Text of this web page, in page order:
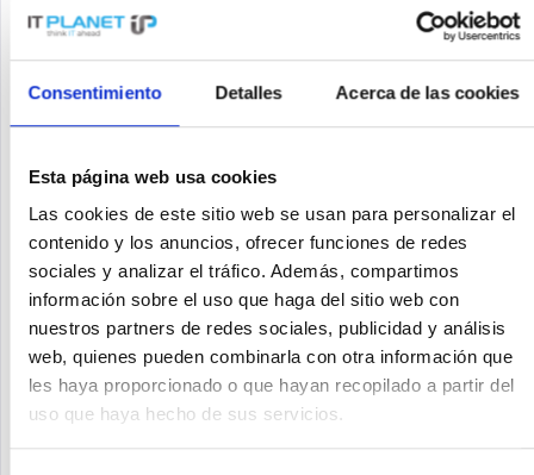
Consentimiento Detalles Acerca de las cookies
Esta página web usa cookies
Las cookies de este sitio web se usan para personalizar el
contenido y los anuncios, ofrecer funciones de redes
sociales y analizar el tráfico. Además, compartimos
información sobre el uso que haga del sitio web con
nuestros partners de redes sociales, publicidad y análisis
web, quienes pueden combinarla con otra información que
les haya proporcionado o que hayan recopilado a partir del
uso que haya hecho de sus servicios.
Estado del artículo
nuevo reacondicionado
Añadir a la cesta de la compra
SOLICITE UN PRECIO
Recordar Solicitud de oferta de articulo
Fabricante No: ACE-4710-K9